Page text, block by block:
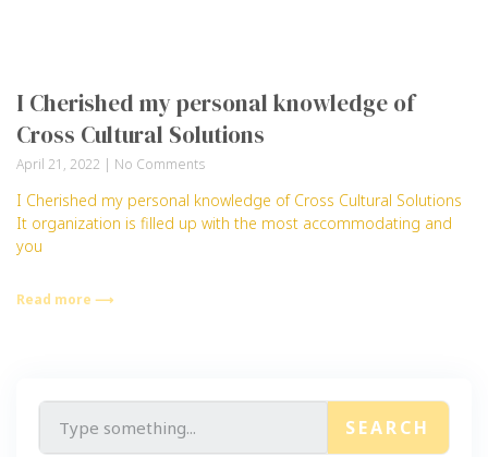
I Cherished my personal knowledge of
Cross Cultural Solutions
April 21, 2022 No Comments
I Cherished my personal knowledge of Cross Cultural Solutions
It organization is filled up with the most accommodating and
you
Read more ⟶
SEARCH